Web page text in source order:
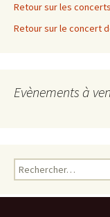
Retour sur les
Retour sur le concert
Evènements à
Rechercher :